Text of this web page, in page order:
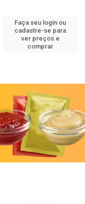
Faça seu login ou
cadastre-se para
ver preços e
comprar